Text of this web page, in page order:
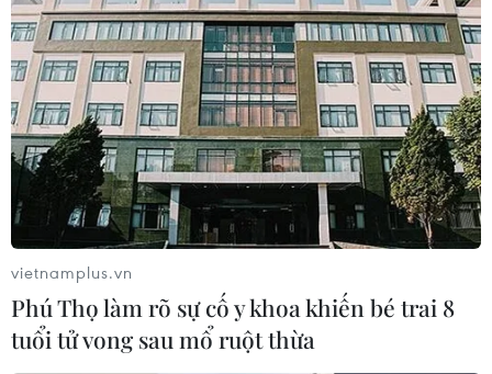
dầu thô từ Nga là nguyên nhân gây ra tình trạng thiếu
hụt nhiên liệu tại các trạm xăng dầu của quốc gia Trung
Âu này.
vietnamplus.vn
Phú Thọ làm rõ sự cố y khoa khiến bé trai 8
tuổi tử vong sau mổ ruột thừa